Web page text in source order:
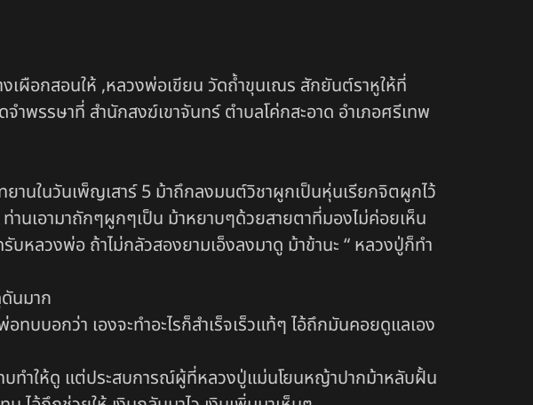
อกสอนให้ ,หลวงพ่อเขียน วัดถ้ำขุนเณร สักยันต์ราหูให้ที่
รรษาที่ สำนักสงฆ์เขาจันทร์ ตำบลโค่กสะอาด อำเภอศรีเทพ
านในวันเพ็ญเสาร์ 5 ม้าถึกลงมนต์วิชาผูกเป็นหุ่นเรียกจิตผูกไว้
นเอามาถักๆผูกๆเป็น ม้าหยาบๆด้วยสายตาที่มองไม่ค่อยเห็น
หลวงพ่อ ถ้าไม่กลัวสองยามเอ็งลงมาดู ม้าข้านะ “ หลวงปู่ก็ทำ
นมาก
บบอกว่า เองจะทำอะไรก็สำเร็จเร็วแท้ๆ ไอ้ถึกมันคอยดูแลเอง
ทำให้ดู แต่ประสบการณ์ผู้ที่หลวงปู่แม่นโยนหญ้าปากม้าหลับฝั้น